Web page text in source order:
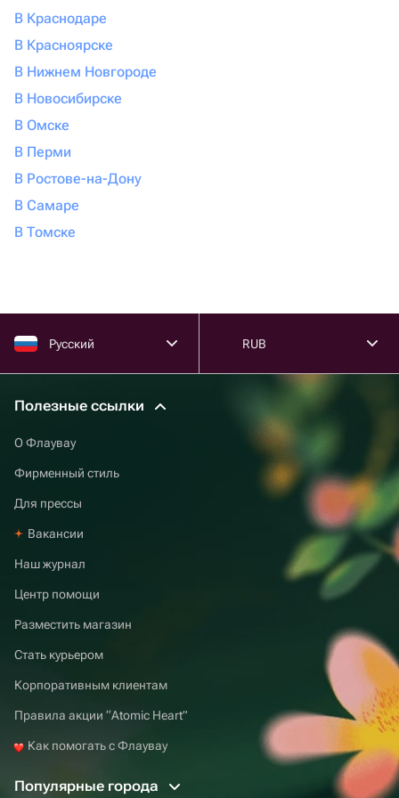
атмосферу праздника.
Авторские букеты в Сириусе удобно выбрать в каталоге
Флаувау: изучите снимки реальных букетов и выберите
тот, что соответствует ситуации, адресату и бюджету.
В Краснодаре
В Красноярске
В Нижнем Новгороде
В Новосибирске
В Омске
В Перми
В Ростове-на-Дону
В Самаре
В Томске
Русский RUB
Полезные ссылки
О Флаувау
Фирменный стиль
Для прессы
Вакансии
Наш журнал
Центр помощи
Разместить магазин
Стать курьером
Корпоративным клиентам
Правила акции “Atomic Heart”
Как помогать с Флаувау
Популярные города